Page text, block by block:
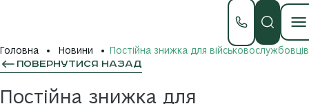
Головна Новини Постійна знижка для військовослужбовців
ПОВЕРНУТИСЯ НАЗАД
Постійна знижка для